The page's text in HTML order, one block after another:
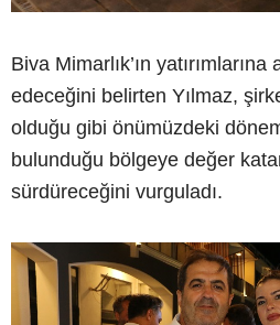
Biva Mimarlık’ın
edeceğini belirten Yılmaz,
olduğu gibi önümüzdeki
bulunduğu bölgeye değer
sürdüreceğini vurguladı.